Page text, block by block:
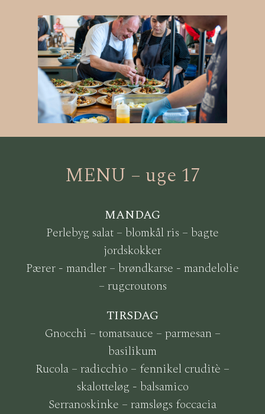
MENU – uge 17
MANDAG
Perlebyg salat – blomkål ris – bagte
jordskokker
Pærer - mandler – brøndkarse - mandelolie
– rugcroutons
TIRSDAG
Gnocchi – tomatsauce – parmesan –
basilikum
Rucola – radicchio – fennikel cruditè –
skalotteløg - balsamico
Serranoskinke – ramsløgs foccacia